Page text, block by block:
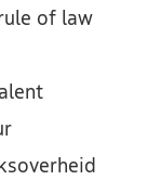
of law